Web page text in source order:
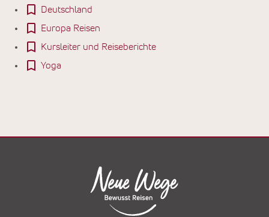
Deutschland
Europa Reisen
Kursleiter und Reiseberichte
Yoga